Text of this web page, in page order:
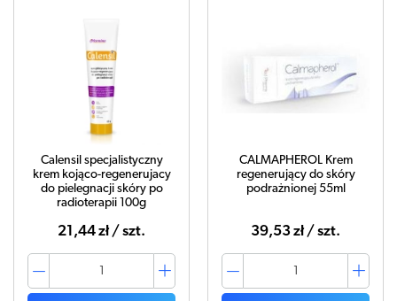
Calensil specjalistyczny
krem kojąco-regenerujacy
do pielegnacji skóry po
radioterapii 100g
21,44 zł / szt.
CALMAPHEROL Krem
regenerujący do skóry
podrażnionej 55ml
39,53 zł / szt.